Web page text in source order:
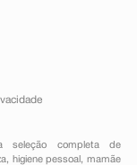
seleção completa de
, higiene pessoal ,mamãe